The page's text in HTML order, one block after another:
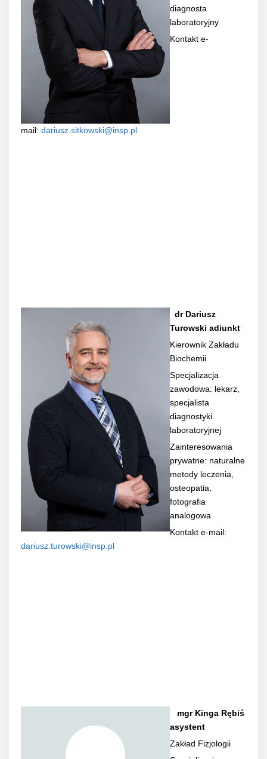
diagnosta
laboratoryjny
Kontakt e-
mail: dariusz.sitkowski@insp.pl
dr Dariusz
Turowski adiunkt
Kierownik Zakładu
Biochemii
Specjalizacja
zawodowa: lekarz,
specjalista
diagnostyki
laboratoryjnej
Zainteresowania
prywatne: naturalne
metody leczenia,
osteopatia,
fotografia
analogowa
Kontakt e-mail:
dariusz.turowski@insp.pl
mgr Kinga Rębiś
asystent
Zakład Fizjologii